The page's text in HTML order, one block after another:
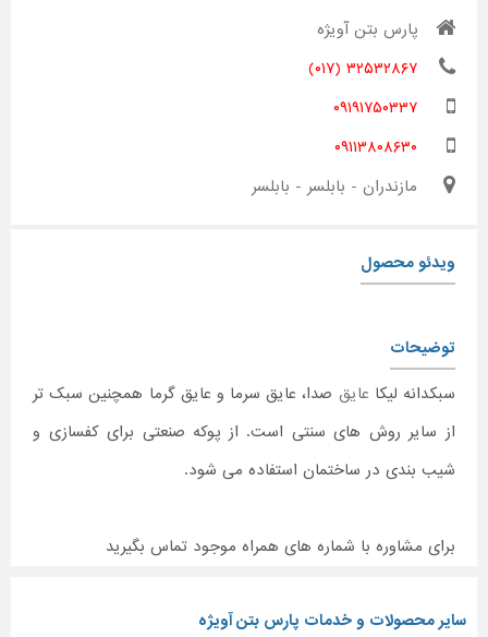
پارس بتن آویژه
۳۲۵۳۲۸۶۷ (۰۱۷)
۰۹۱۹۱۷۵۰۳۳۷
۰۹۱۱۳۸۰۸۶۳۰
مازندران - بابلسر - بابلسر
ویدئو محصول
توضیحات
سبکدانه لیکا عایق صدا، عایق سرما و عایق گرما همچنین سبک تر
از سایر روش های سنتی است. از پوکه صنعتی برای کفسازی و
شیب بندی در ساختمان استفاده می شود.
برای مشاوره با شماره های همراه موجود تماس بگیرید
سایر محصولات و خدمات پارس بتن آویژه